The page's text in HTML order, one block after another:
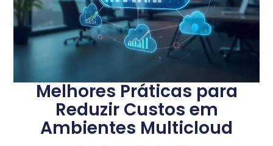
Melhores Práticas para
Reduzir Custos em
Ambientes Multicloud